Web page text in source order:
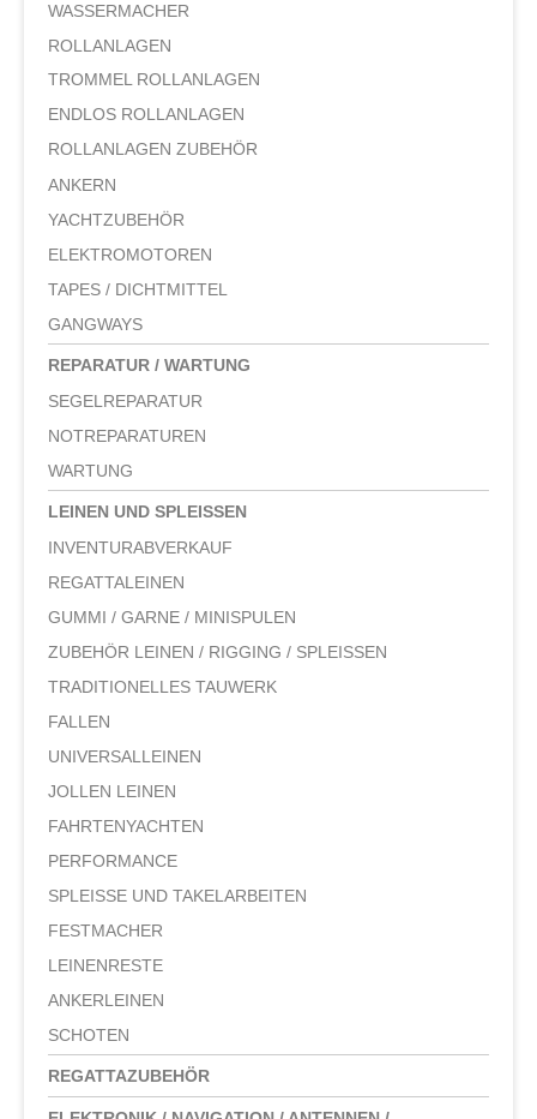
WASSERMACHER
ROLLANLAGEN
TROMMEL ROLLANLAGEN
ENDLOS ROLLANLAGEN
ROLLANLAGEN ZUBEHÖR
ANKERN
YACHTZUBEHÖR
ELEKTROMOTOREN
TAPES / DICHTMITTEL
GANGWAYS
REPARATUR / WARTUNG
SEGELREPARATUR
NOTREPARATUREN
WARTUNG
LEINEN UND SPLEISSEN
INVENTURABVERKAUF
REGATTALEINEN
GUMMI / GARNE / MINISPULEN
ZUBEHÖR LEINEN / RIGGING / SPLEISSEN
TRADITIONELLES TAUWERK
FALLEN
UNIVERSALLEINEN
JOLLEN LEINEN
FAHRTENYACHTEN
PERFORMANCE
SPLEISSE UND TAKELARBEITEN
FESTMACHER
LEINENRESTE
ANKERLEINEN
SCHOTEN
REGATTAZUBEHÖR